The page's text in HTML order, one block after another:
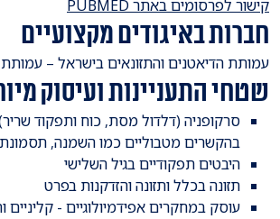
​קישור לפרסומים באתר PUBMED
חברות באיגודים מקצועיים
​עמותת הדיאטנים והתזונאים בישראל –
שטחי התעניינות ועיסוק
​סרקופניה (דלדול מסת, כוח ותפקוד
בהקשרים מטבוליים כמו השמנה,
היבטים תפקודיים בגיל השלישי
תזונה בכלל ותזונה והזדקנות בפרט
עוסק במחקרים אפידמיולוגיים - קליניים